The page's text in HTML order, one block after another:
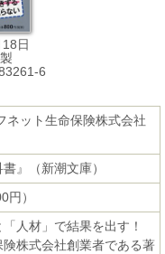
日
6
ネット生命保険株式会社
』（新潮文庫）
円）
「人材」で結果を出す！
株式会社創業者である著